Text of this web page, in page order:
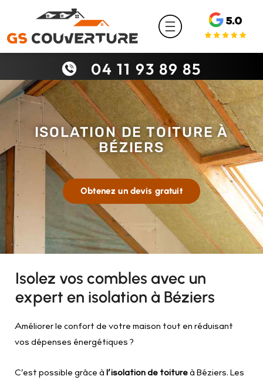
04 11 93 89 85
ISOLATION DE TOITURE À
BÉZIERS
Obtenez un devis gratuit
Isolez vos combles avec un
expert en isolation à Béziers
Améliorer le confort de votre maison tout en réduisant
vos dépenses énergétiques ?
C’est possible grâce à l’isolation de toitureà Béziers. Les